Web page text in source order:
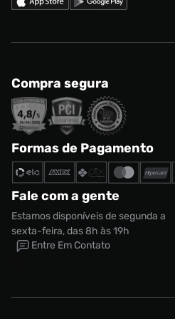
Compra segura
Formas de Pagamento
Fale com a gente
Estamos disponíveis de segunda a
sexta-feira, das 8h às 19h
Entre Em Contato